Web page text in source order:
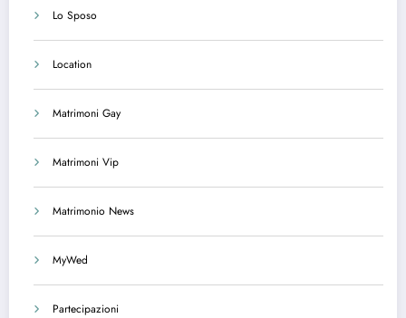
Lo Sposo
Location
Matrimoni Gay
Matrimoni Vip
Matrimonio News
MyWed
Partecipazioni